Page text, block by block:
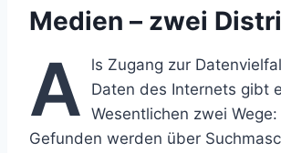
Medien – zwei
A
ls Zugang zur
Daten des Internets gibt
Wesentlichen zwei Wege:
Gefunden werden über